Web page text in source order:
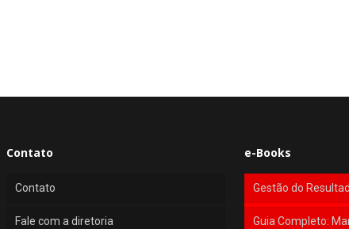
Contato
Contato
Fale com a diretoria
e-Books
Gestão do
Guia Completo: